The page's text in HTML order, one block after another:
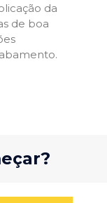
da
de boa